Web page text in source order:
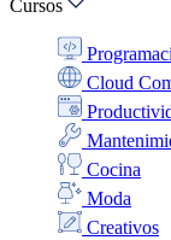
Cursos
Cloud
Cocina
Moda
Creativos